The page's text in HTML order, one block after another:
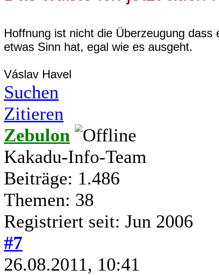
Hoffnung ist nicht die Überzeugung
etwas Sinn hat, egal wie es ausgeht.
Váslav Havel
Suchen
Zitieren
Zebulon
Kakadu-Info-Team
Beiträge: 1.486
Themen: 38
Registriert seit: Jun 2006
#7
26.08.2011, 10:41